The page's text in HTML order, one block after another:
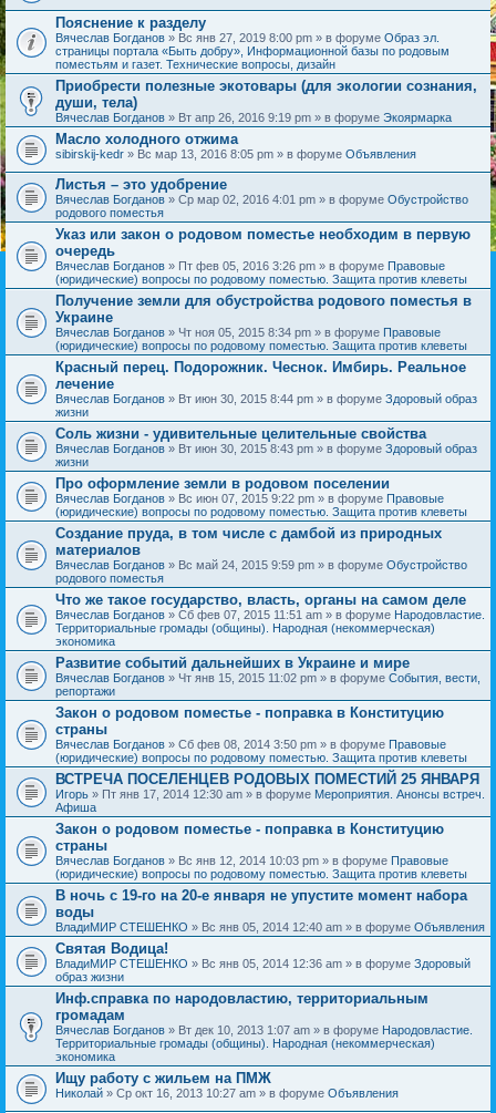
Пояснение к разделу
Вячеслав Богданов » Вс янв 27, 2019 8:00 pm » в форуме Образ эл.
страницы портала «Быть добру», Информационной базы по родовым
поместьям и газет. Технические вопросы, дизайн
Приобрести полезные экотовары (для экологии сознания,
души, тела)
Вячеслав Богданов » Вт апр 26, 2016 9:19 pm » в форуме Экоярмарка
Масло холодного отжима
sibirskij-kedr » Вс мар 13, 2016 8:05 pm » в форуме Объявления
Листья – это удобрение
Вячеслав Богданов » Ср мар 02, 2016 4:01 pm » в форуме Обустройство
родового поместья
Указ или закон о родовом поместье необходим в первую
очередь
Вячеслав Богданов » Пт фев 05, 2016 3:26 pm » в форуме Правовые
(юридические) вопросы по родовому поместью. Защита против клеветы
Получение земли для обустройства родового поместья в
Украине
Вячеслав Богданов » Чт ноя 05, 2015 8:34 pm » в форуме Правовые
(юридические) вопросы по родовому поместью. Защита против клеветы
Красный перец. Подорожник. Чеснок. Имбирь. Реальное
лечение
Вячеслав Богданов » Вт июн 30, 2015 8:44 pm » в форуме Здоровый образ
жизни
Соль жизни - удивительные целительные свойства
Вячеслав Богданов » Вт июн 30, 2015 8:43 pm » в форуме Здоровый образ
жизни
Про оформление земли в родовом поселении
Вячеслав Богданов » Вс июн 07, 2015 9:22 pm » в форуме Правовые
(юридические) вопросы по родовому поместью. Защита против клеветы
Создание пруда, в том числе с дамбой из природных
материалов
Вячеслав Богданов » Вс май 24, 2015 9:59 pm » в форуме Обустройство
родового поместья
Что же такое государство, власть, органы на самом деле
Вячеслав Богданов » Сб фев 07, 2015 11:51 am » в форуме Народовластие.
Территориальные громады (общины). Народная (некоммерческая)
экономика
Развитие событий дальнейших в Украине и мире
Вячеслав Богданов » Чт янв 15, 2015 11:02 pm » в форуме События, вести,
репортажи
Закон о родовом поместье - поправка в Конституцию
страны
Вячеслав Богданов » Сб фев 08, 2014 3:50 pm » в форуме Правовые
(юридические) вопросы по родовому поместью. Защита против клеветы
ВСТРЕЧА ПОСЕЛЕНЦЕВ РОДОВЫХ ПОМЕСТИЙ 25 ЯНВАРЯ
Игорь » Пт янв 17, 2014 12:30 am » в форуме Мероприятия. Анонсы встреч.
Афиша
Закон о родовом поместье - поправка в Конституцию
страны
Вячеслав Богданов » Вс янв 12, 2014 10:03 pm » в форуме Правовые
(юридические) вопросы по родовому поместью. Защита против клеветы
В ночь с 19-го на 20-е января не упустите момент набора
воды
ВладиМИР СТЕШЕНКО » Вс янв 05, 2014 12:40 am » в форуме Объявления
Святая Водица!
ВладиМИР СТЕШЕНКО » Вс янв 05, 2014 12:36 am » в форуме Здоровый
образ жизни
Инф.справка по народовластию, территориальным
громадам
Вячеслав Богданов » Вт дек 10, 2013 1:07 am » в форуме Народовластие.
Территориальные громады (общины). Народная (некоммерческая)
экономика
Ищу работу с жильем на ПМЖ
Николай » Ср окт 16, 2013 10:27 am » в форуме Объявления